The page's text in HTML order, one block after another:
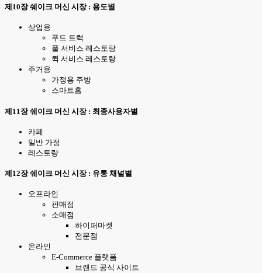
제10장 쉐이크 머신 시장 : 용도별
상업용
푸드 트럭
풀 서비스 레스토랑
퀵 서비스 레스토랑
주거용
가정용 주방
스마트홈
제11장 쉐이크 머신 시장 : 최종사용자별
카페
일반 가정
레스토랑
제12장 쉐이크 머신 시장 : 유통 채널별
오프라인
판매점
소매점
하이퍼마켓
전문점
온라인
E-Commerce 플랫폼
브랜드 공식 사이트